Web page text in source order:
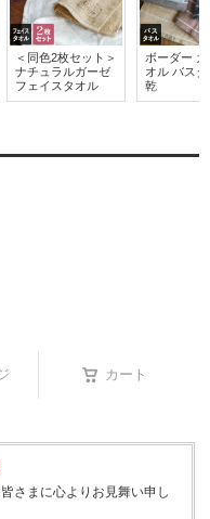
＜同色2枚セット＞
ナチュラルガーゼ
フェイスタオル
ボーダー
オル バス
乾
カート
さまに心よりお見舞い申し